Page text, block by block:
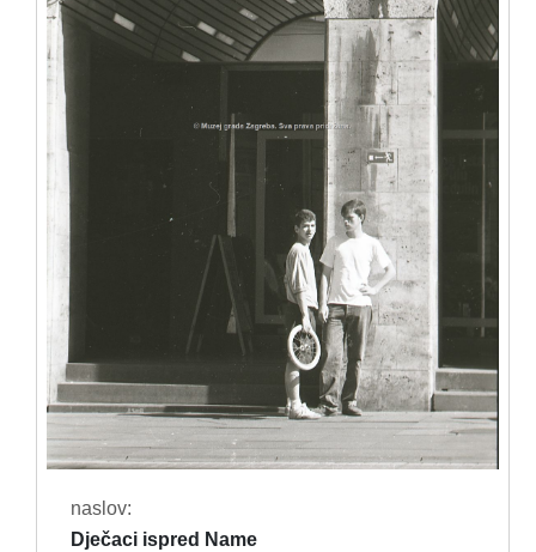
naslov:
Dječaci ispred Name